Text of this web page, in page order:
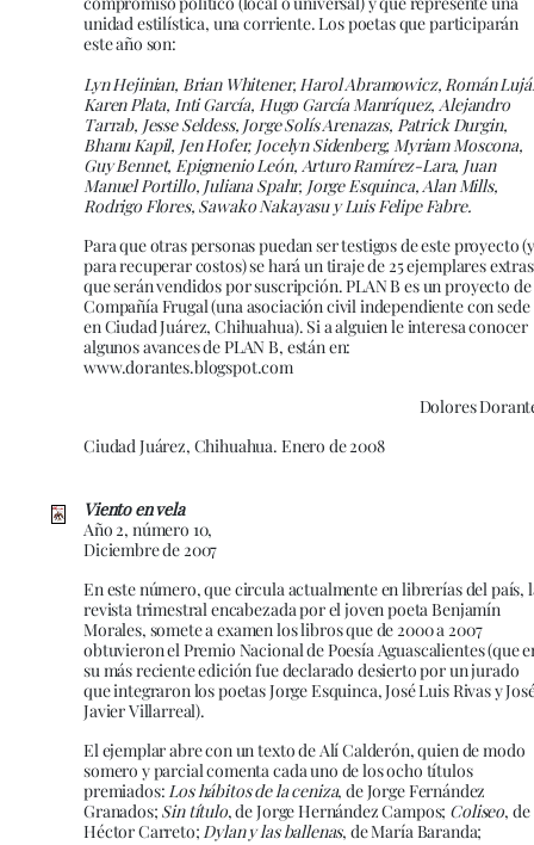
unidad estilística, una corriente. Los poetas que participarán
este año son:
Lyn Hejinian, Brian Whitener, Harol Abramowicz, Román
Karen Plata, Inti García, Hugo García Manríquez, Alejandro
Tarrab, Jesse Seldess, Jorge Solís Arenazas, Patrick Durgin,
Bhanu Kapil, Jen Hofer, Jocelyn Sidenberg, Myriam Moscona,
Guy Bennet, Epigmenio León, Arturo Ramírez-Lara, Juan
Manuel Portillo, Juliana Spahr, Jorge Esquinca, Alan Mills,
Rodrigo Flores, Sawako Nakayasu y Luis Felipe Fabre.
Para que otras personas puedan ser testigos de este proyecto (y
para recuperar costos) se hará un tiraje de 25 ejemplares extras
que serán vendidos por suscripción. PLAN B es un proyecto de
Compañía Frugal (una asociación civil independiente con sede
en Ciudad Juárez, Chihuahua). Si a alguien le interesa conocer
algunos avances de PLAN B, están en:
www.dorantes.blogspot.com
Dolores
Ciudad Juárez, Chihuahua. Enero de 2008
Viento en vela
Año 2, número 10,
Diciembre de 2007
En este número, que circula actualmente en librerías del país,
revista trimestral encabezada por el joven poeta Benjamín
Morales, somete a examen los libros que de 2000 a 2007
obtuvieron el Premio Nacional de Poesía Aguascalientes (que
su más reciente edición fue declarado desierto por un jurado
que integraron los poetas Jorge Esquinca, José Luis Rivas y
Javier Villarreal).
El ejemplar abre con un texto de Alí Calderón, quien de modo
somero y parcial comenta cada uno de los ocho títulos
premiados:Los hábitos de la ceniza, de Jorge Fernández
Granados; Sin título, de Jorge Hernández Campos; Coliseo, de
Héctor Carreto;Dylan y las ballenas, de María Baranda;